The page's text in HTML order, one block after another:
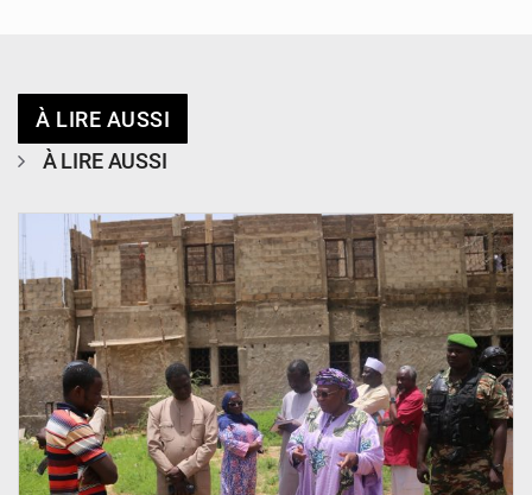
À LIRE AUSSI
À LIRE AUSSI